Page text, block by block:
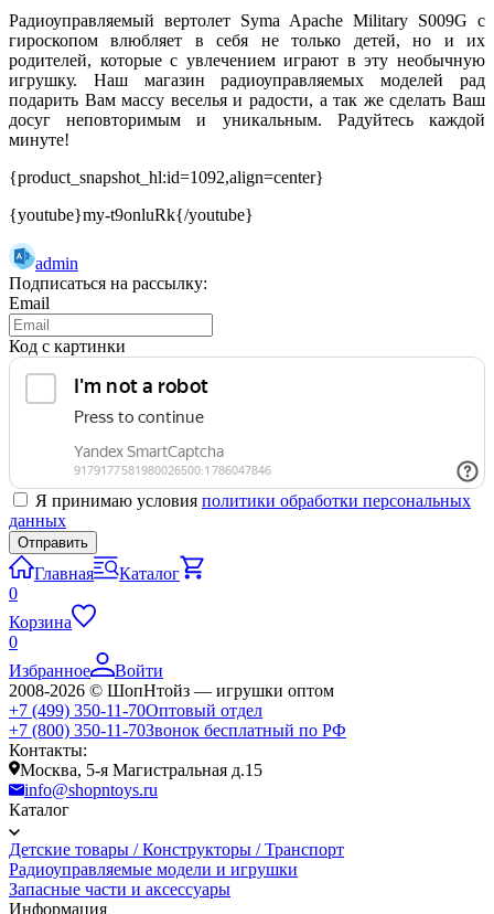
Радиоуправляемый вертолет Syma Apache Military S009G с
гироскопом влюбляет в себя не только детей, но и их
родителей, которые с увлечением играют в эту необычную
игрушку. Наш магазин радиоуправляемых моделей рад
подарить Вам массу веселья и радости, а так же сделать Ваш
досуг неповторимым и уникальным. Радуйтесь каждой
минуте!
{product_snapshot_hl:id=1092,align=center}
{youtube}my-t9onluRk{/youtube}
admin
Подписаться на рассылку:
Email
Код с картинки
Я принимаю условия политики обработки персональных
данных
Главная
Каталог
0
Корзина
0
Избранное
Войти
2008-2026 © ШопНтойз — игрушки оптом
+7 (499) 350-11-70Оптовый отдел
+7 (800) 350-11-70Звонок бесплатный по РФ
Контакты:
Москва, 5-я Магистральная д.15
info@shopntoys.ru
Каталог
Детские товары / Конструкторы / Транспорт
Радиоуправляемые модели и игрушки
Запасные части и аксессуары
Информация